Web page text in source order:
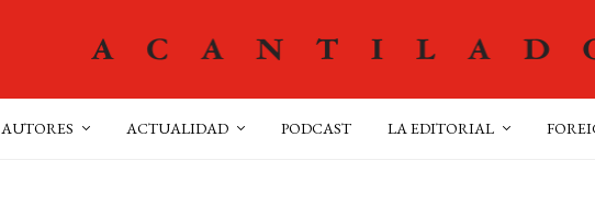
AUTORES ACTUALIDAD PODCAST LA EDITORIAL